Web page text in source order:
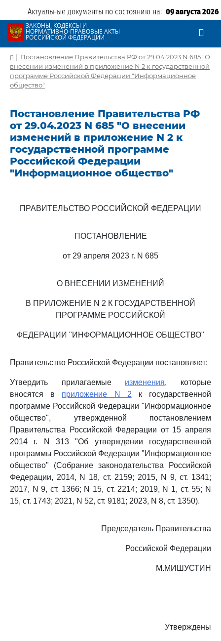
Актуальные документы по состоянию на: 09 августа 2026
ЗАКОНЫ, КОДЕКСЫ И
НОРМАТИВНО-ПРАВОВЫЕ АКТЫ
РОССИЙСКОЙ ФЕДЕРАЦИИ
| Постановление Правительства РФ от 29.04.2023 N 685 "О
внесении изменений в приложение N 2 к государственной
программе Российской Федерации "Информационное
общество"
Постановление Правительства РФ
от 29.04.2023 N 685 "О внесении
изменений в приложение N 2 к
государственной программе
Российской Федерации
"Информационное общество"
ПРАВИТЕЛЬСТВО РОССИЙСКОЙ ФЕДЕРАЦИИ
ПОСТАНОВЛЕНИЕ
от 29 апреля 2023 г. N 685
О ВНЕСЕНИИ ИЗМЕНЕНИЙ
В ПРИЛОЖЕНИЕ N 2 К ГОСУДАРСТВЕННОЙ
ПРОГРАММЕ РОССИЙСКОЙ
ФЕДЕРАЦИИ "ИНФОРМАЦИОННОЕ ОБЩЕСТВО"
Правительство Российской Федерации постановляет:
Утвердить прилагаемые изменения, которые
вносятся в приложение N 2 к государственной
программе Российской Федерации "Информационное
общество", утвержденной постановлением
Правительства Российской Федерации от 15 апреля
2014 г. N 313 "Об утверждении государственной
программы Российской Федерации "Информационное
общество" (Собрание законодательства Российской
Федерации, 2014, N 18, ст. 2159; 2015, N 9, ст. 1341;
2017, N 9, ст. 1366; N 15, ст. 2214; 2019, N 1, ст. 55; N
15, ст. 1743; 2021, N 52, ст. 9181; 2023, N 8, ст. 1350).
Председатель Правительства
Российской Федерации
М.МИШУСТИН
Утверждены